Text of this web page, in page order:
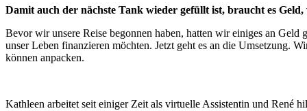
Damit auch der nächste Tank wieder gefüllt ist, braucht es
Bevor wir unsere Reise begonnen haben, hatten wir einiges an
unser Leben finanzieren möchten. Jetzt geht es an die Umsetzung.
können anpacken.
Kathleen arbeitet seit einiger Zeit als virtuelle Assistentin und René